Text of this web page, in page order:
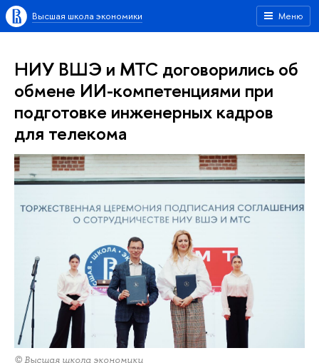
Меню
Высшая школа экономики
НИУ ВШЭ и МТС договорились об
обмене ИИ-компетенциями при
подготовке инженерных кадров
для телекома
© Высшая школа экономики